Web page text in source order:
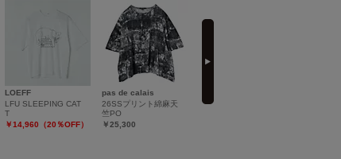
LOEFF
LFU SLEEPING CAT
T
￥14,960（20％OFF）
pas de calais
26SSプリント綿麻天
竺PO
￥25,300
リネンタックパンツ